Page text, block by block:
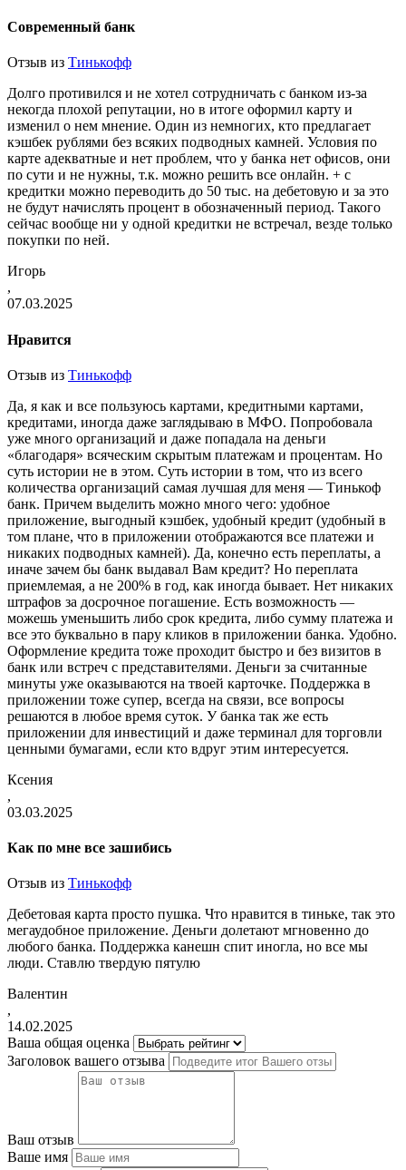
Современный банк
Отзыв из Тинькофф
Долго противился и не хотел сотрудничать с банком из-за
некогда плохой репутации, но в итоге оформил карту и
изменил о нем мнение. Один из немногих, кто предлагает
кэшбек рублями без всяких подводных камней. Условия по
карте адекватные и нет проблем, что у банка нет офисов, они
по сути и не нужны, т.к. можно решить все онлайн. + с
кредитки можно переводить до 50 тыс. на дебетовую и за это
не будут начислять процент в обозначенный период. Такого
сейчас вообще ни у одной кредитки не встречал, везде только
покупки по ней.
Игорь
,
07.03.2025
Нравится
Отзыв из Тинькофф
Да, я как и все пользуюсь картами, кредитными картами,
кредитами, иногда даже заглядываю в МФО. Попробовала
уже много организаций и даже попадала на деньги
«благодаря» всяческим скрытым платежам и процентам. Но
суть истории не в этом. Суть истории в том, что из всего
количества организаций самая лучшая для меня — Тинькоф
банк. Причем выделить можно много чего: удобное
приложение, выгодный кэшбек, удобный кредит (удобный в
том плане, что в приложении отображаются все платежи и
никаких подводных камней). Да, конечно есть переплаты, а
иначе зачем бы банк выдавал Вам кредит? Но переплата
приемлемая, а не 200% в год, как иногда бывает. Нет никаких
штрафов за досрочное погашение. Есть возможность —
можешь уменьшить либо срок кредита, либо сумму платежа и
все это буквально в пару кликов в приложении банка. Удобно.
Оформление кредита тоже проходит быстро и без визитов в
банк или встреч с представителями. Деньги за считанные
минуты уже оказываются на твоей карточке. Поддержка в
приложении тоже супер, всегда на связи, все вопросы
решаются в любое время суток. У банка так же есть
приложении для инвестиций и даже терминал для торговли
ценными бумагами, если кто вдруг этим интересуется.
Ксения
,
03.03.2025
Как по мне все зашибись
Отзыв из Тинькофф
Дебетовая карта просто пушка. Что нравится в тиньке, так это
мегаудобное приложение. Деньги долетают мгновенно до
любого банка. Поддержка канешн спит иногла, но все мы
люди. Ставлю твердую пятулю
Валентин
,
14.02.2025
Ваша общая оценка
Заголовок вашего отзыва
Ваш отзыв
Ваше имя